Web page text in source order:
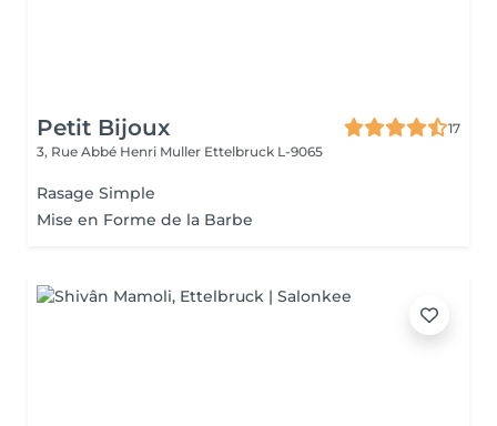
Petit Bijoux
17
3, Rue Abbé Henri Muller Ettelbruck L-9065
Rasage Simple
Mise en Forme de la Barbe